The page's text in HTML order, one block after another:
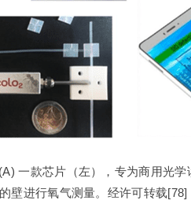
一款芯片（左），专为商用光
壁进行氧气测量。经许可转载